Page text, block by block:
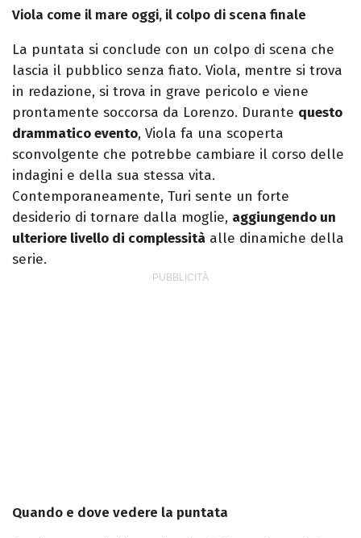
Viola come il mare oggi, il colpo di scena finale
La puntata si conclude con un colpo di scena che
lascia il pubblico senza fiato. Viola, mentre si trova
in redazione, si trova in grave pericolo e viene
prontamente soccorsa da Lorenzo. Durante questo
drammatico evento, Viola fa una scoperta
sconvolgente che potrebbe cambiare il corso delle
indagini e della sua stessa vita.
Contemporaneamente, Turi sente un forte
desiderio di tornare dalla moglie, aggiungendo un
ulteriore livello di complessità alle dinamiche della
serie.
Quando e dove vedere la puntata